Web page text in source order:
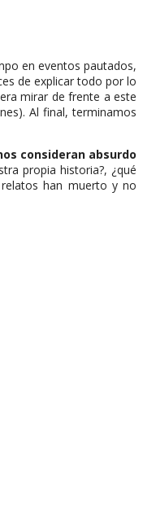
en eventos pautados,
de explicar todo por lo
mirar de frente a este
Al final, terminamos
consideran absurdo
propia historia?, ¿qué
han muerto y no